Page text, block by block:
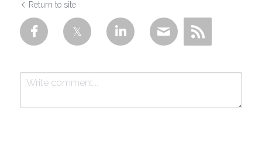
Return to site